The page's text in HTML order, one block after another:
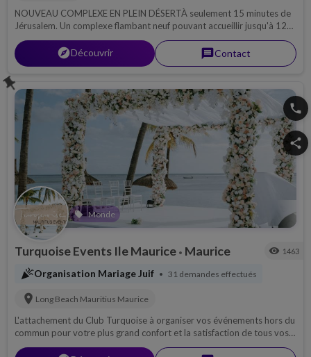
NOUVEAU COMPLEXE EN PLEIN DÉSERTÀ seulement 15 minutes de
Jérusalem. Un complexe flambant neuf pouvant accueillir jusqu'à 120
couchages, idéal pour : Chabbat Hatan, Mariages, Bar Mitsvah.
explorerDécouvrir messageContact
local_offer Monde
phone
share
Turquoise Events Ile Maurice • Maurice visibility 1463
celebrationOrganisation Mariage Juif • 31 demandes effectués
location_on Long Beach Mauritius Maurice
L'attachement du Club Turquoise à organiser vos événements hors du
commun pour votre plus grand confort et la satisfaction de tous vos
plaisirs.